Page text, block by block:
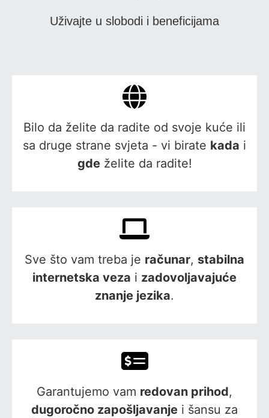
Uživajte u slobodi i beneficijama
Bilo da želite da radite od svoje kuće ili
sa druge strane svjeta - vi birate kada i
gdeželite da radite!
Sve što vam treba je računar, stabilna
internetska veza i zadovoljavajuće
znanje jezika.
Garantujemo vam redovan prihod,
dugoročno zapošljavanje i šansu za